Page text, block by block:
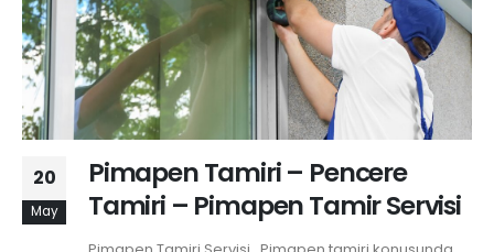
20
May
Pimapen Tamiri – Pencere
Tamiri – Pimapen Tamir Servisi